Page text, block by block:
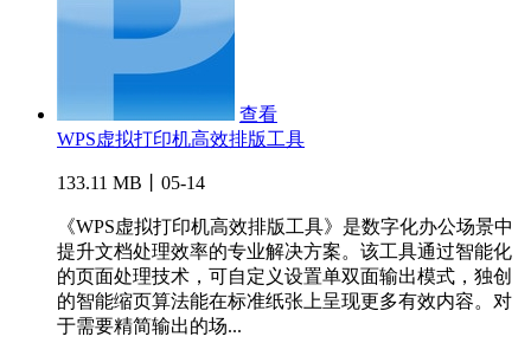
查看
WPS虚拟打印机高效排版工具
133.11 MB丨05-14
《WPS虚拟打印机高效排版工具》是数字化办公场景中
提升文档处理效率的专业解决方案。该工具通过智能化
的页面处理技术，可自定义设置单双面输出模式，独创
的智能缩页算法能在标准纸张上呈现更多有效内容。对
于需要精简输出的场...